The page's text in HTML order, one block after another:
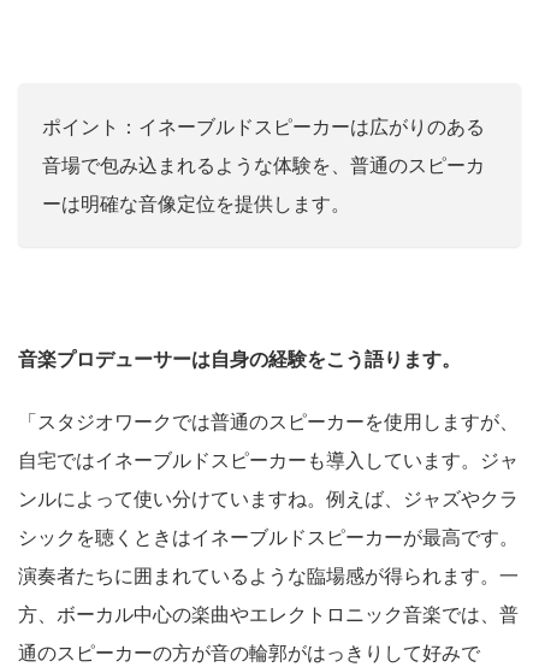
ポイント：イネーブルドスピーカーは広がりのある
音場で包み込まれるような体験を、普通のスピーカ
ーは明確な音像定位を提供します。
音楽プロデューサーは自身の経験をこう語ります。
「スタジオワークでは普通のスピーカーを使用しますが、
自宅ではイネーブルドスピーカーも導入しています。ジャ
ンルによって使い分けていますね。例えば、ジャズやクラ
シックを聴くときはイネーブルドスピーカーが最高です。
演奏者たちに囲まれているような臨場感が得られます。一
方、ボーカル中心の楽曲やエレクトロニック音楽では、普
通のスピーカーの方が音の輪郭がはっきりして好みで